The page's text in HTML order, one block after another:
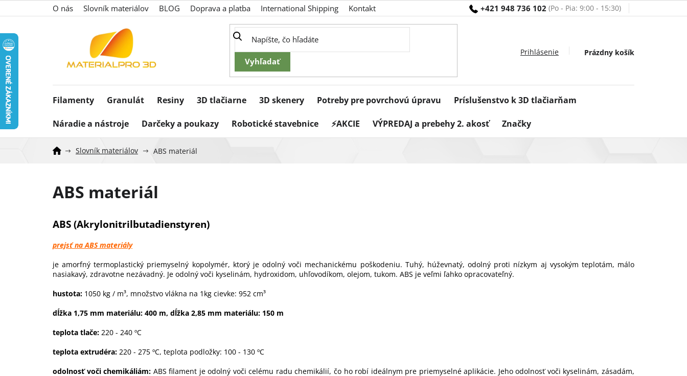
na
+421 948 736 102
O nás Slovník materiálov BLOG Doprava a platba International Shipping Kontakt
Nákupný
Prázdny košík
Filamenty Granulát Resiny 3D tlačiarne 3D skenery Potreby pre povrchovú úpravu Príslušenstvo k 3D tlačiarňam
Náradie a nástroje Darčeky a poukazy Robotické stavebnice ⚡AKCIE VÝPREDAJ a prebehy 2. akosť Značky
Slovník materiálov ABS materiál
ABS materiál
ABS (Akrylonitrilbutadienstyren)
prejsť na ABS materiály
je amorfný termoplastický priemyselný kopolymér, ktorý je odolný voči mechanickému poškodeniu. Tuhý, húževnatý, odolný proti nízkym aj vysokým teplotám, málo
nasiakavý, zdravotne nezávadný. Je odolný voči kyselinám, hydroxidom, uhľovodíkom, olejom, tukom. ABS je veľmi ľahko opracovateľný.
hustota: 1050 kg / m³, množstvo vlákna na 1kg cievke: 952 cm³
dĺžka 1,75 mm materiálu: 400 m, dĺžka 2,85 mm materiálu: 150 m
teplota tlače: 220 - 240 ºC
teplota extrudéra: 220 - 275 ºC, teplota podložky: 100 - 130 ºC
odolnosť voči chemikáliám: ABS filament je odolný voči celému radu chemikálií, čo ho robí ideálnym pre priemyselné aplikácie. Jeho odolnosť voči kyselinám, zásadám,